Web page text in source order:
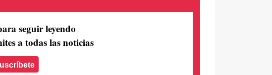
seguir leyendo
a todas las noticias